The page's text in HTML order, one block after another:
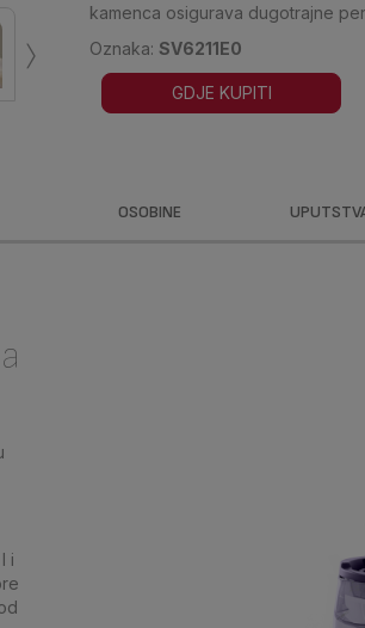
›
kamenca osigurava dugotrajne
Oznaka: SV6211E0
GDJE KUPITI
OSOBINE
i